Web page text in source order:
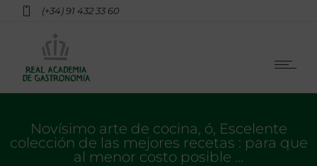
(+34) 91 432 33 60
Novísimo arte de cocina, ó, Escelente
colección de las mejores recetas : para que
al menor costo posible …